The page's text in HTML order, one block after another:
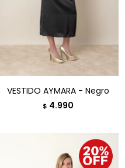
VESTIDO AYMARA - Negro
$ 4.990